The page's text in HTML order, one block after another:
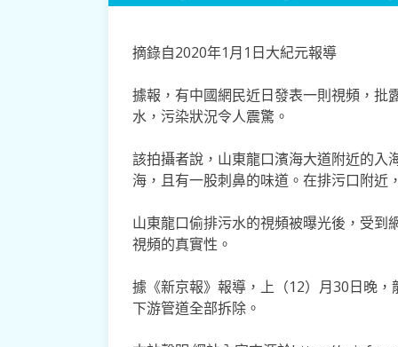
摘錄自2020年1月1日大紀元報導
據報，有中國網民近日發表一則視頻，批
水，污染狀況令人震驚。
該拍攝者說，山東龍口濱海大道附近的入
海，且有一股刺鼻的味道。在排污口附
山東龍口偷排污水的視頻被曝光後，受
視頻的真實性。
據《新京報》報導，上（12）月30日晚
下游管道全部拆除。